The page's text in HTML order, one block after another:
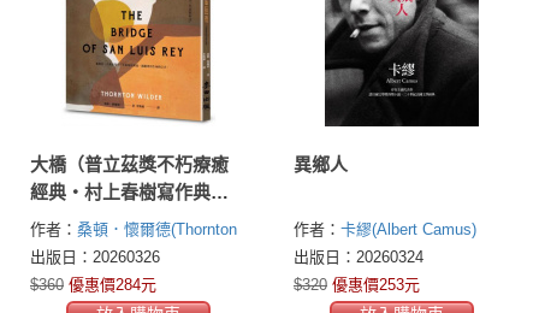
大橋（普立茲獎不朽療癒
經典‧村上春樹寫作典
範‧被譽為「作家教科
書」）
作者： 桑頓．懷爾德(Thornton
Wilder)
出版日：20260326
$360 優惠價284元
異鄉人
作者： 卡繆(Albert Camus)
出版日：20260324
$320 優惠價253元